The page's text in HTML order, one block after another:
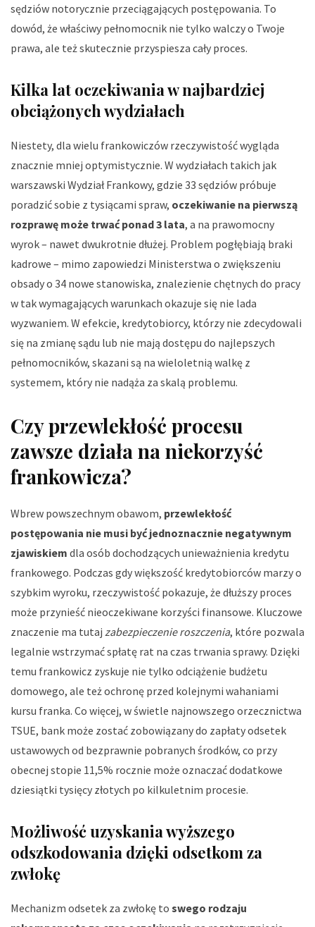
sędziów notorycznie przeciągających postępowania. To
dowód, że właściwy pełnomocnik nie tylko walczy o Twoje
prawa, ale też skutecznie przyspiesza cały proces.
Kilka lat oczekiwania w najbardziej
obciążonych wydziałach
Niestety, dla wielu frankowiczów rzeczywistość wygląda
znacznie mniej optymistycznie. W wydziałach takich jak
warszawski Wydział Frankowy, gdzie 33 sędziów próbuje
poradzić sobie z tysiącami spraw, oczekiwanie na pierwszą
rozprawę może trwać ponad 3 lata, a na prawomocny
wyrok – nawet dwukrotnie dłużej. Problem pogłębiają braki
kadrowe – mimo zapowiedzi Ministerstwa o zwiększeniu
obsady o 34 nowe stanowiska, znalezienie chętnych do pracy
w tak wymagających warunkach okazuje się nie lada
wyzwaniem. W efekcie, kredytobiorcy, którzy nie zdecydowali
się na zmianę sądu lub nie mają dostępu do najlepszych
pełnomocników, skazani są na wieloletnią walkę z
systemem, który nie nadąża za skalą problemu.
Czy przewlekłość procesu
zawsze działa na niekorzyść
frankowicza?
Wbrew powszechnym obawom, przewlekłość
postępowania nie musi być jednoznacznie negatywnym
zjawiskiem dla osób dochodzących unieważnienia kredytu
frankowego. Podczas gdy większość kredytobiorców marzy o
szybkim wyroku, rzeczywistość pokazuje, że dłuższy proces
może przynieść nieoczekiwane korzyści finansowe. Kluczowe
znaczenie ma tutaj zabezpieczenie roszczenia, które pozwala
legalnie wstrzymać spłatę rat na czas trwania sprawy. Dzięki
temu frankowicz zyskuje nie tylko odciążenie budżetu
domowego, ale też ochronę przed kolejnymi wahaniami
kursu franka. Co więcej, w świetle najnowszego orzecznictwa
TSUE, bank może zostać zobowiązany do zapłaty odsetek
ustawowych od bezprawnie pobranych środków, co przy
obecnej stopie 11,5% rocznie może oznaczać dodatkowe
dziesiątki tysięcy złotych po kilkuletnim procesie.
Możliwość uzyskania wyższego
odszkodowania dzięki odsetkom za
zwłokę
Mechanizm odsetek za zwłokę to swego rodzaju